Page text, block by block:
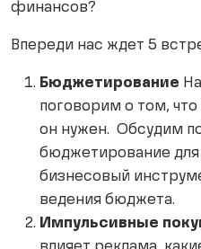
финансов?
Впереди нас ждет 5
Бюджетирование
поговорим о том,
он нужен. Обсудим
бюджетирование для
бизнесовый
ведения бюджета.
Импульсивные